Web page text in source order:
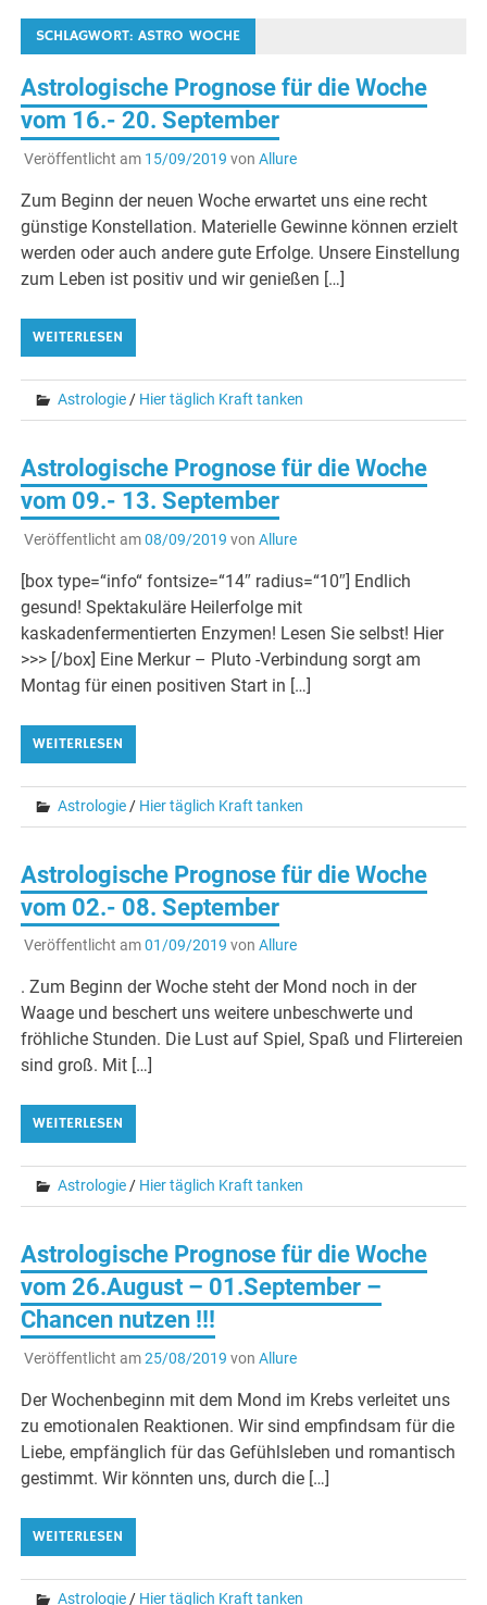
SCHLAGWORT:ASTRO WOCHE
Astrologische Prognose für die Woche
vom 16.- 20. September
Veröffentlicht am 15/09/2019 von Allure
Zum Beginn der neuen Woche erwartet uns eine recht
günstige Konstellation. Materielle Gewinne können erzielt
werden oder auch andere gute Erfolge. Unsere Einstellung
zum Leben ist positiv und wir genießen […]
WEITERLESEN
Astrologie/ Hier täglich Kraft tanken
Astrologische Prognose für die Woche
vom 09.- 13. September
Veröffentlicht am08/09/2019 von Allure
[box type=“info“ fontsize=“14″ radius=“10″] Endlich
gesund! Spektakuläre Heilerfolge mit
kaskadenfermentierten Enzymen! Lesen Sie selbst! Hier
>>> [/box] Eine Merkur – Pluto -Verbindung sorgt am
Montag für einen positiven Start in […]
WEITERLESEN
Astrologie / Hier täglich Kraft tanken
Astrologische Prognose für die Woche
vom 02.- 08. September
Veröffentlicht am01/09/2019 von Allure
. Zum Beginn der Woche steht der Mond noch in der
Waage und beschert uns weitere unbeschwerte und
fröhliche Stunden. Die Lust auf Spiel, Spaß und Flirtereien
sind groß. Mit […]
WEITERLESEN
Astrologie/ Hier täglich Kraft tanken
Astrologische Prognose für die Woche
vom 26.August – 01.September –
Chancen nutzen !!!
Veröffentlicht am25/08/2019 von Allure
Der Wochenbeginn mit dem Mond im Krebs verleitet uns
zu emotionalen Reaktionen. Wir sind empfindsam für die
Liebe, empfänglich für das Gefühlsleben und romantisch
gestimmt. Wir könnten uns, durch die […]
WEITERLESEN
Astrologie / Hier täglich Kraft tanken